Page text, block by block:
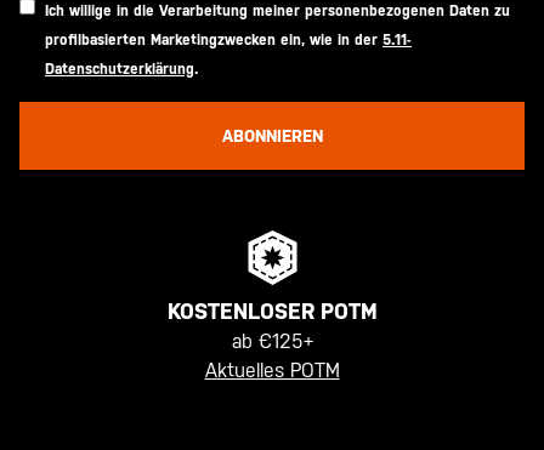
Ich willige in die Verarbeitung meiner personenbezogenen Daten zu
profilbasierten Marketingzwecken ein, wie in der 5.11-
Datenschutzerklärung.
ABONNIEREN
KOSTENLOSER POTM
ab €125+
Aktuelles POTM